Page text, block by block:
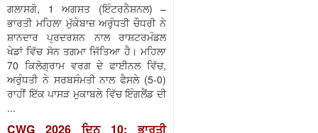
ਗਲਾਸਗੋ, 1 ਅਗਸਤ (ਇੰਟਰਨੈਸ਼ਨਲ) –
ਭਾਰਤੀ ਮਹਿਲਾ ਮੁੱਕੇਬਾਜ਼ ਅਰੁੰਧਤੀ ਚੌਧਰੀ ਨੇ
ਸ਼ਾਨਦਾਰ ਪ੍ਰਦਰਸ਼ਨ ਨਾਲ ਰਾਸ਼ਟਰਮੰਡਲ
ਖੇਡਾਂ ਵਿੱਚ ਸੋਨ ਤਗਮਾ ਜਿੱਤਿਆ ਹੈ। ਮਹਿਲਾ
70 ਕਿਲੋਗ੍ਰਾਮ ਵਰਗ ਦੇ ਫਾਈਨਲ ਵਿੱਚ,
ਅਰੁੰਧਤੀ ਨੇ ਸਰਬਸੰਮਤੀ ਨਾਲ ਫੈਸਲੇ (5-0)
ਰਾਹੀਂ ਇੱਕ ਪਾਸੜ ਮੁਕਾਬਲੇ ਵਿੱਚ ਇੰਗਲੈਂਡ ਦੀ
...
CWG 2026 ਦਿਨ 10: ਭਾਰਤੀ